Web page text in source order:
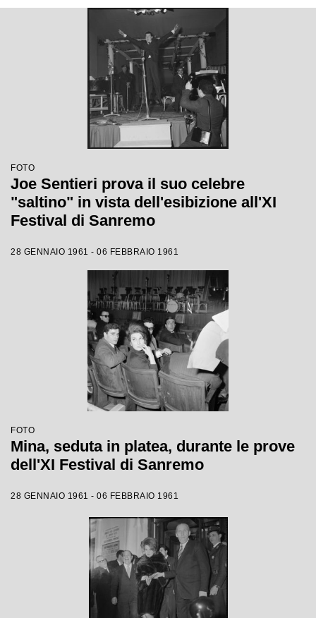
FOTO
Joe Sentieri prova il suo celebre
"saltino" in vista dell'esibizione all'XI
Festival di Sanremo
28 GENNAIO 1961 - 06 FEBBRAIO 1961
FOTO
Mina, seduta in platea, durante le prove
dell'XI Festival di Sanremo
28 GENNAIO 1961 - 06 FEBBRAIO 1961